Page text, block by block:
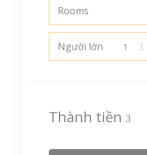
Rooms
Người lớn
Thành tiền